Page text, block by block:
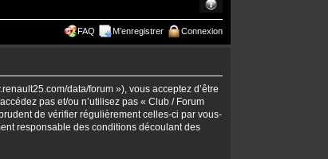
FAQ M’enregistrer Connexion
data/forum »), vous acceptez d’être
pas et/ou n’utilisez pas « Club / Forum
de vérifier régulièrement celles-ci par vous-
responsable des conditions découlant des